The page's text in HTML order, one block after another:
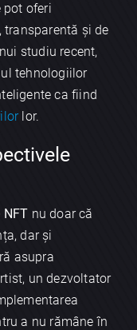
pot oferi
și de
studiu recent,
tehnologiilor
ca fiind
lor.
nu doar că
dar și
asupra
un dezvoltator
a nu rămâne în